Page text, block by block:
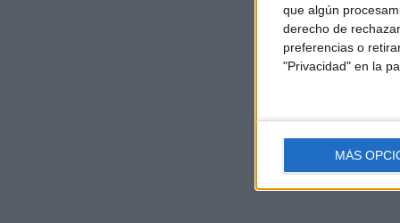
que algún
derecho de
preferencias o
"Privacidad" en la
MÁS